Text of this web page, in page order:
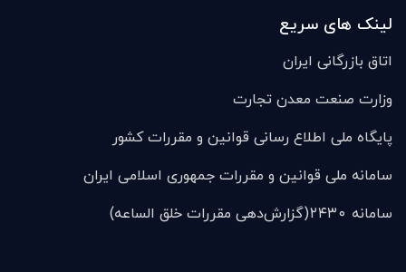
لینک های سریع
اتاق بازرگانی ایران
وزارت صنعت معدن تجارت
پایگاه ملی اطلاع رسانی قوانین و مقررات کشور
سامانه ملی قوانين و مقررات جمهوری اسلامی ایران
سامانه ۲۴۳۰(گزارش‌دهی مقررات خلق الساعه)